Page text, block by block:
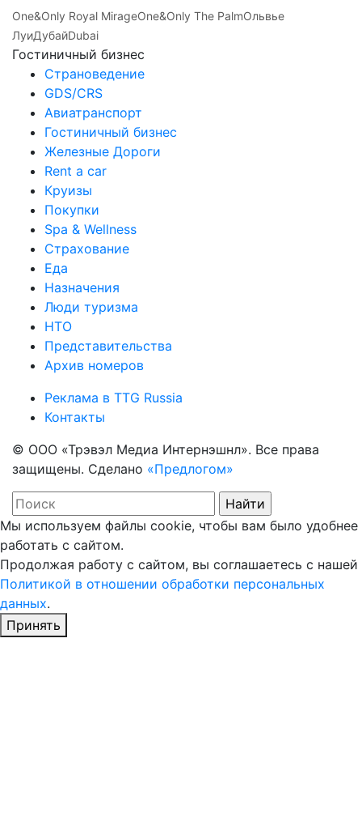
One&Only Royal MirageOne&Only The PalmОльвье
ЛуиДубайDubai
Гостиничный бизнес
Страноведение
GDS/CRS
Авиатранспорт
Гостиничный бизнес
Железные Дороги
Rent a car
Круизы
Покупки
Spa & Wellness
Страхование
Еда
Назначения
Люди туризма
НТО
Представительства
Архив номеров
Реклама в TTG Russia
Контакты
© ООО «Трэвэл Медиа Интернэшнл». Все права
защищены. Сделано «Предлогом»
Мы используем файлы cookie, чтобы вам было удобнее
работать с сайтом.
Продолжая работу с сайтом, вы соглашаетесь с нашей
Политикой в отношении обработки персональных
данных.
Принять